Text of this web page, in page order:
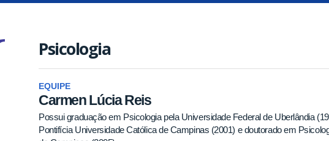
Psicologia
EQUIPE
Carmen Lúcia Reis
Possui graduação em Psicologia pela Universidade Federal de Uberlândia
Pontifícia Universidade Católica de Campinas (2001) e doutorado em